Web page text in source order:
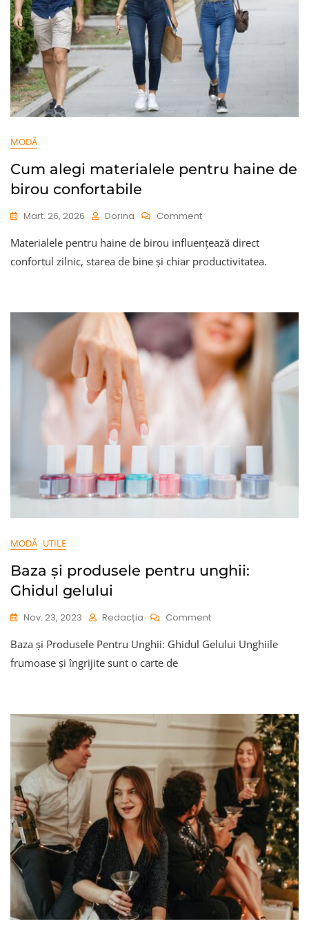
MODĂ
Cum alegi materialele pentru haine de
birou confortabile
Mart. 26, 2026 Dorina CommentOn
Alegi
Materialele
Birou
Confortabile
Materialele pentru haine de birou influențează direct
confortul zilnic, starea de bine și chiar productivitatea.
MODĂ UTILE
Baza și produsele pentru unghii:
Ghidul gelului
Nov. 23, 2023 Redacția CommentOn
Și
Gelului
Baza și Produsele Pentru Unghii: Ghidul Gelului Unghiile
frumoase și îngrijite sunt o carte de